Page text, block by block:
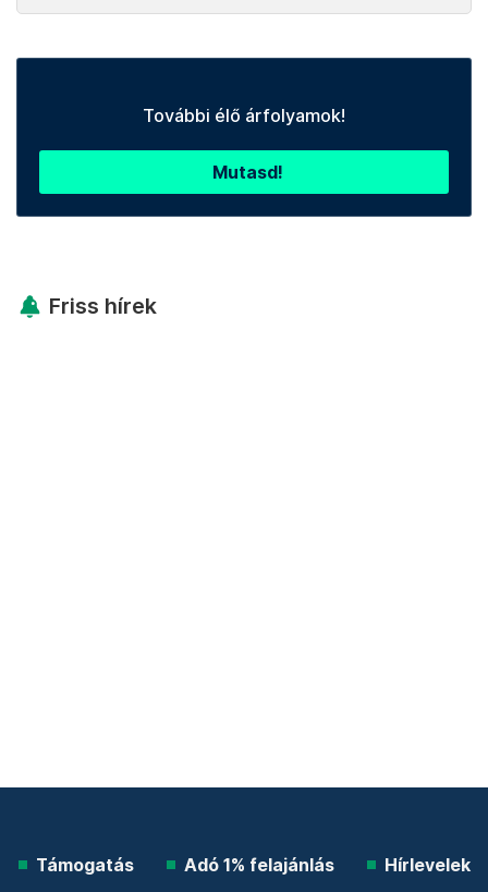
További élő árfolyamok!
Mutasd!
Friss hírek
Támogatás Adó 1% felajánlás Hírlevelek